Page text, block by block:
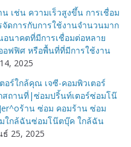
เช่น ความเร็วสูงขึ้น การเชื่อม
ดการกับการใช้งานจำนวนมาก
นาคตที่มีการเชื่อมต่อหลาย
ฟฟิศ หรือพื้นที่ที่มีการใช้งาน
2025
ร์ใกล้คุณ เจซี-คอมพิวเตอร์
ถานที่|ซ่อมปริ้นท์เตอร์ซ่อมโน๊
ร้าน ซ่อม คอมร้าน ซ่อม
ใกล้ฉันซ่อมโน๊ตบุ๊ค ใกล้ฉัน
25, 2025